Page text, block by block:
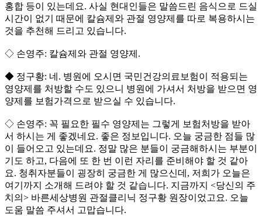
홍합 등이 있는데요. 사실 현대인들은 말씀드린 음식으로 드실
시간이 없기 때문에 칼슘제와 관절 영양제를 따로 복용하시는
것을 추천해 드리고 있습니다.
◇ 손영주: 칼슘제와 관절 영양제.
◆ 정구황: 네. 병원에 오시면 국민건강의료보험이 적용되는
영양제를 처방할 수도 있으니 병원에 가셔서 처방을 받으면 영
양제를 보험가격으로 받으실 수 있습니다.
◇ 손영주: 꼭 필요한 필수 영양제는 그렇게 보험처방을 받아
서 하시는 게 좋겠네요. 좋은 정보입니다. 오늘 궁금한 점들 많
이 들어오고 있는데요. 정말 많은 분들이 궁금해하시는 부분이
기도 하고, 다음에 또 한 번 이런 자리를 준비해야 할 것 같아
요. 청취자분들이 굉장히 궁금한 게 많으신데, 저희가 오늘은
여기까지 소개해 드려야 할 것 같습니다. 지금까지 <당신의 주
치의> 바른세상병원 관절클리닉 정구황 원장이었고요. 오늘
도움 말씀 주셔서 고맙습니다.